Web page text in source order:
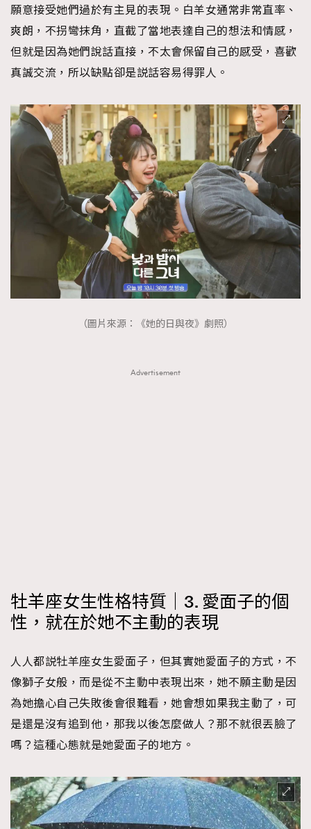
願意接受她們過於有主見的表現。白羊女通常非常直率、
爽朗，不拐彎抹角，直截了當地表達自己的想法和情感，
但就是因為她們說話直接，不太會保留自己的感受，喜歡
真誠交流，所以缺點卻是説話容易得罪人。
（圖片來源：《她的日與夜》劇照）
Advertisement
牡羊座女生性格特質｜3. 愛面子的個
性，就在於她不主動的表現
人人都説牡羊座女生愛面子，但其實她愛面子的方式，不
像獅子女般，而是從不主動中表現出來，她不願主動是因
為她擔心自己失敗後會很難看，她會想如果我主動了，可
是還是沒有追到他，那我以後怎麼做人？那不就很丟臉了
嗎？這種心態就是她愛面子的地方。